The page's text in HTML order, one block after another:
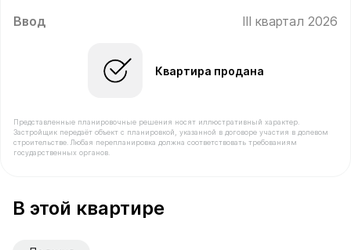
Ввод III квартал 2026
Квартира продана
Представленные планировочные решения носят иллюстративный характер.
Застройщик передаёт объект с планировкой, указанной в договоре участия в долевом
строительстве. Любая перепланировка должна соответствовать требованиям
государственных органов.
В этой квартире